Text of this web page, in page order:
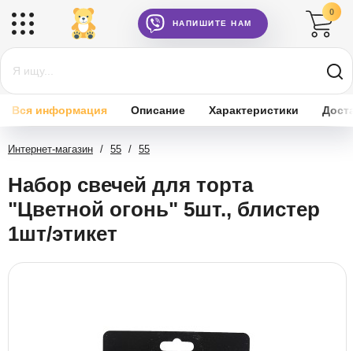
НАПИШИТЕ НАМ
0
Вся информация Описание Характеристики
Интернет-магазин / 55 / 55
Набор свечей для торта
"Цветной огонь" 5шт., блистер
1шт/этикет